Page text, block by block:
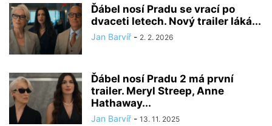
Ďábel nosí Pradu se vrací po
dvaceti letech. Nový trailer láká...
Jan Barvíř - 2. 2. 2026
Ďábel nosí Pradu 2 má první
trailer. Meryl Streep, Anne
Hathaway...
Jan Barvíř - 13. 11. 2025